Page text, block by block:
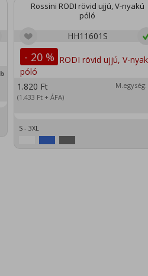
Rossini RODI rövid ujjú, V-nyakú
póló
HH11601S
- 20 %
1.820 Ft
(1.433 Ft + ÁFA)
M.egység:
S - 3XL